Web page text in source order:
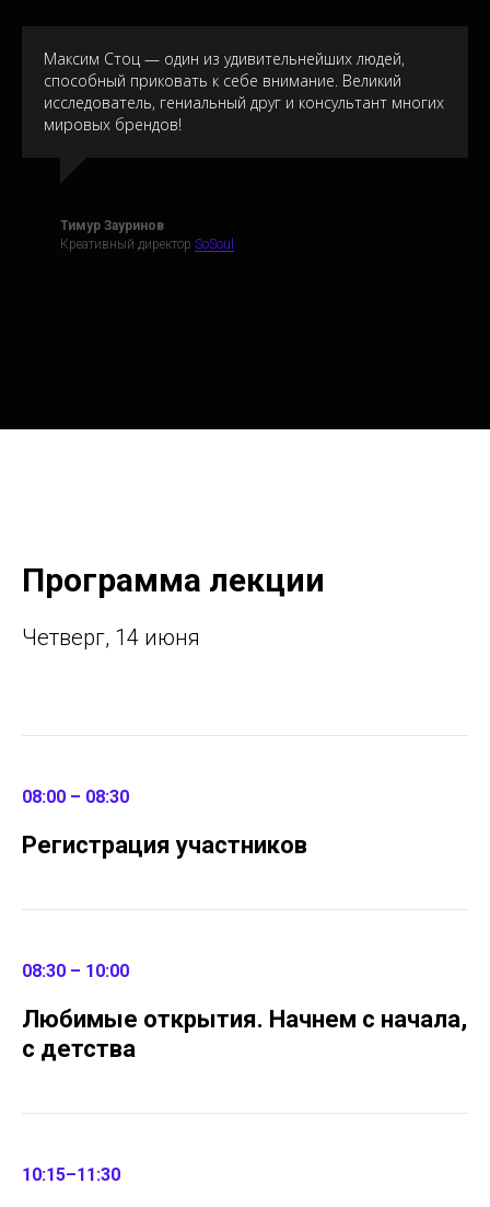
Максим Стоц — один из удивительнейших людей,
способный приковать к себе внимание. Великий
исследователь, гениальный друг и консультант многих
мировых брендов!
Тимур Зауринов
Креативный директор SoSoul
Программа лекции
Четверг, 14 июня
08:00 – 08:30
Регистрация участников
08:30 – 10:00
Любимые открытия. Начнем с начала,
с детства
10:15–11:30